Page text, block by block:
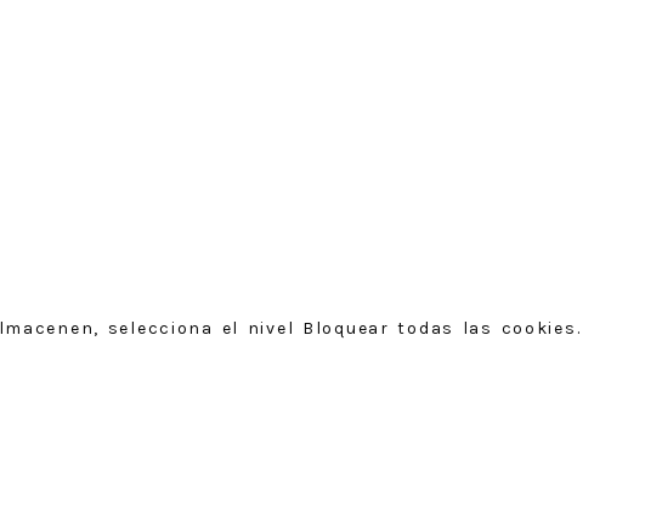
selecciona el nivel Bloquear todas las cookies.